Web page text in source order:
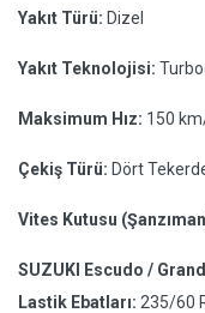
Yakıt Türü: Dizel
Yakıt Teknolojisi:
Maksimum Hız: 150
Çekiş Türü: Dört
Vites Kutusu
SUZUKI Escudo /
Lastik Ebatları: 235/60